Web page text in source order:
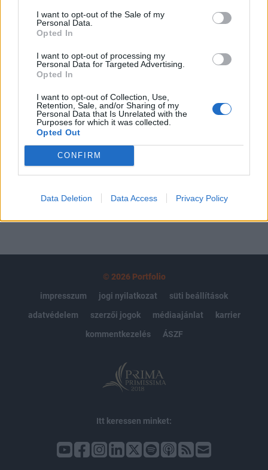
I want to opt-out of the Sale of my
Personal Data.
Opted In
I want to opt-out of processing my
Personal Data for Targeted Advertising.
Opted In
I want to opt-out of Collection, Use,
Retention, Sale, and/or Sharing of my
Personal Data that Is Unrelated with the
Purposes for which it was collected.
Opted Out
CONFIRM
Data Deletion Data Access Privacy Policy
A keresett cikk a portfolio.hu hírarchívumához
tartozik, melynek olvasása előfizetéses
Az előfizetés a következőket tartalmazza:
Portfolio.hu teljes cikkarchívum
Kötéslisták: BÉT elmúlt 2 év napon belüli
kötéslistái
© 2026 Portfolio
impresszum
jogi nyilatkozat
süti beállítások
adatvédelem
szerzői jogok médiaajánlat
karrier
kommentkezelés
ÁSZF
Itt keressen minket: